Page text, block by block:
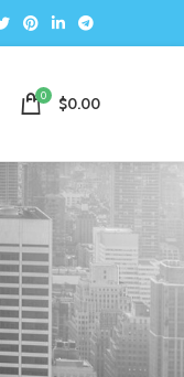
0 $0.00